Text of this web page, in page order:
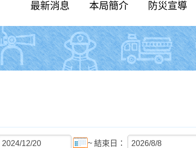
最新消息 本局簡介 防災宣導
~ 結束日：